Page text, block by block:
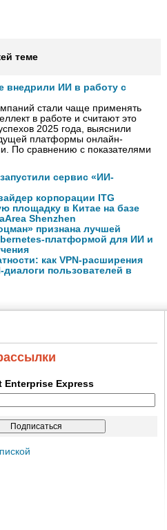
теме
внедрили ИИ в работу с
стали чаще применять
в работе и считают это
2025 года, выяснили
платформы онлайн-
По сравнению с показателями
сервис «ИИ-
корпорации ITG
площадку в Китае на базе
Shenzhen
признана лучшей
платформой для ИИ и
как VPN-расширения
пользователей в
Enterprise Express